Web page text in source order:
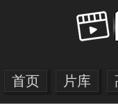
首页 片库